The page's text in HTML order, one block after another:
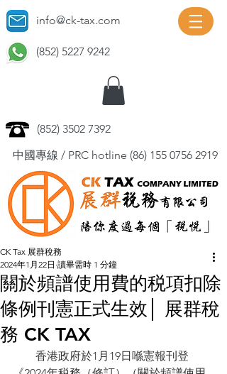
info@ck-tax.com
(852) 5227 9242
(852) 3502 7392
中國專線 / PRC hotline (86) 155 0756 2919
關於頻譜使用費的税項扣除
條例刊憲正式生效│ 展群稅
務 CK TAX
CK Tax 展群稅務
2024年1月22日 讀畢需時 1 分鐘
香港政府於1月19日喺憲報刊登